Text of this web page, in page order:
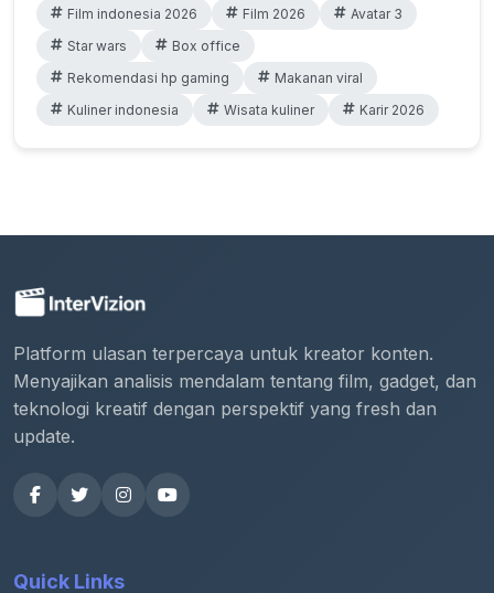
Film indonesia 2026
Film 2026
Avatar 3
Star wars
Box office
Rekomendasi hp gaming
Makanan viral
Kuliner indonesia
Wisata kuliner Karir 2026
Platform ulasan terpercaya untuk kreator konten.
Menyajikan analisis mendalam tentang film, gadget, dan
teknologi kreatif dengan perspektif yang fresh dan
update.
Quick Links